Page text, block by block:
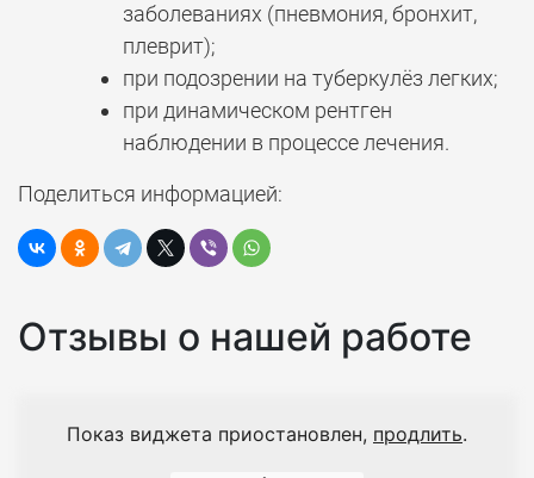
заболеваниях (пневмония, бронхит,
плеврит);
при подозрении на туберкулёз легких;
при динамическом рентген
наблюдении в процессе лечения.
Поделиться информацией:
Отзывы о нашей работе
Показ виджета приостановлен, продлить.